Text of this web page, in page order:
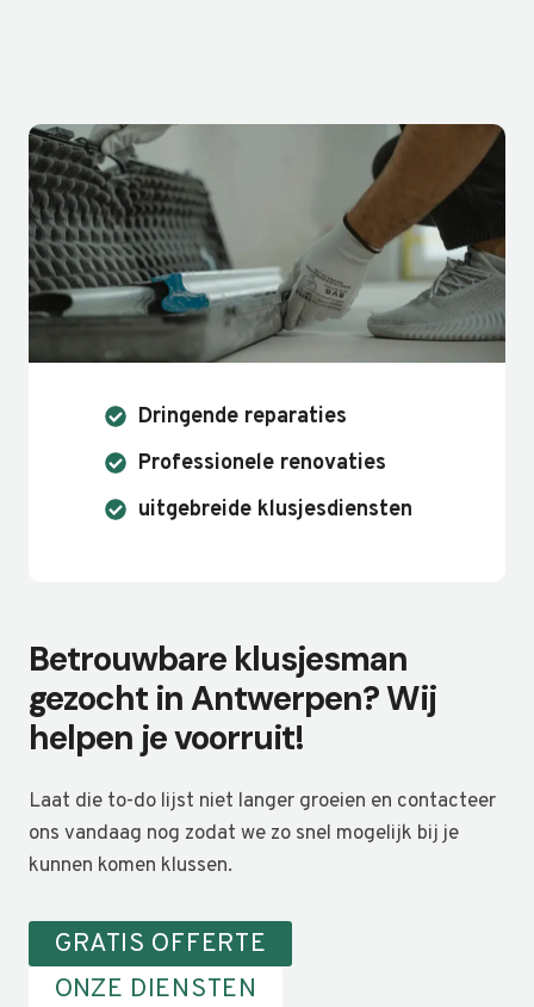
Dringende reparaties
Professionele renovaties
uitgebreide klusjesdiensten
Betrouwbare klusjesman
gezocht in Antwerpen? Wij
helpen je voorruit!
Laat die to-do lijst niet langer groeien en contacteer
ons vandaag nog zodat we zo snel mogelijk bij je
kunnen komen klussen.
GRATIS OFFERTE
ONZE DIENSTEN